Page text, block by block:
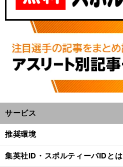
サービス
推奨環境
集英社ID・スポルティーバIDとは